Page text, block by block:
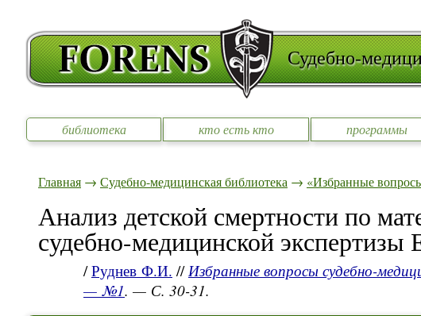
Судебно-
библиотека кто есть кто программы
Главная → Судебно-медицинская библиотека → «Избранные
Анализ детской смертности по
судебно-медицинской
/Руднев Ф.И. //Избранные вопросы судебно-
— №1. — С. 30-31.